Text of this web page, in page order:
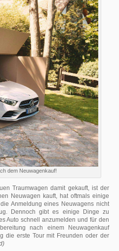
dem Neuwagenkauf!
Traumwagen damit gekauft, ist der
Neuwagen kauft, hat oftmals einige
Anmeldung eines Neuwagens nicht
Dennoch gibt es einige Dinge zu
Auto schnell anzumelden und für den
nach einem Neuwagenkauf
die erste Tour mit Freunden oder der